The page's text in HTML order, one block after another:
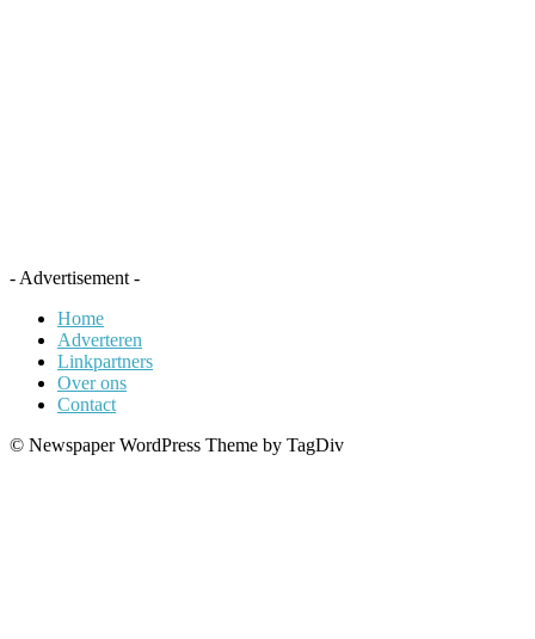
- Advertisement -
Home
Adverteren
Linkpartners
Over ons
Contact
© Newspaper WordPress Theme by TagDiv